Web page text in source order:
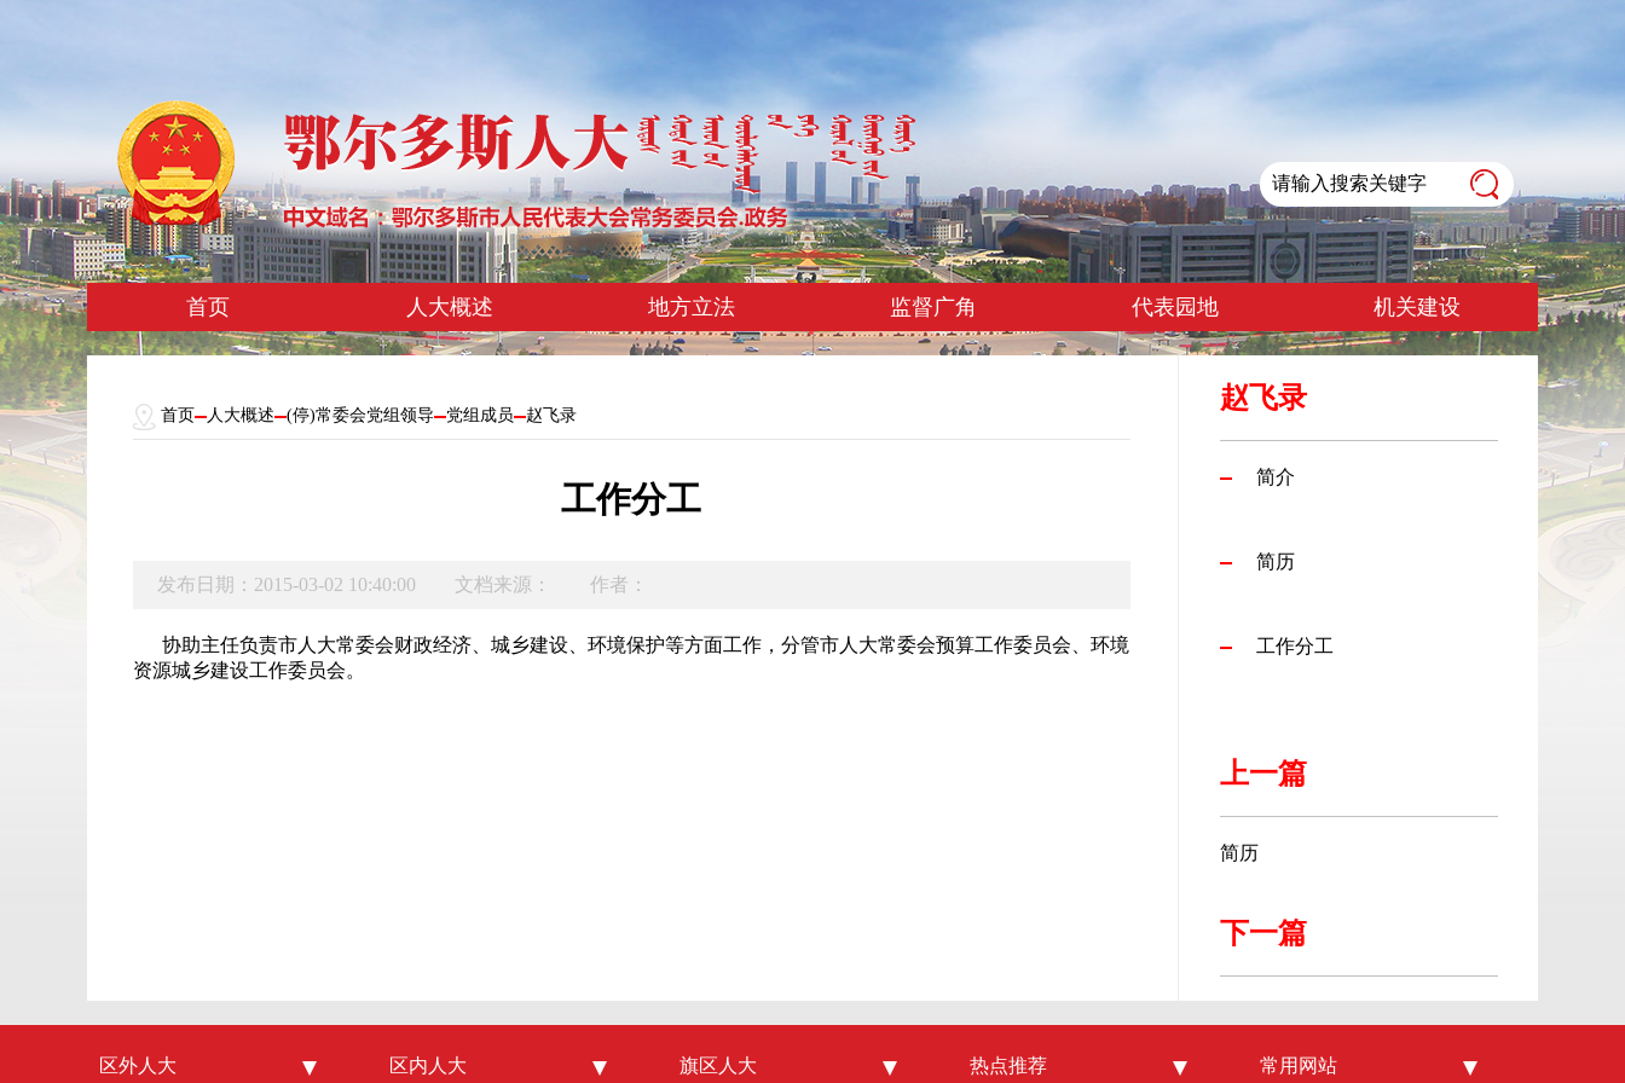
首页 人大概述 地方立法 监督广角 代表园地 机关建设
首页 人大概述 (停)常委会党组领导 党组成员 赵飞录
工作分工
发布日期：2015-03-02 10:40:00 文档来源： 作者：
协助主任负责市人大常委会财政经济、城乡建设、环境保护等方面工作，分管市人大常委会预算工作委员会、环境
资源城乡建设工作委员会。
赵飞录
简介
简历
工作分工
上一篇
简历
下一篇
区外人大
中国人大 区内人大
内蒙古人大 旗区人大
东胜区 热点推荐
人民网 常用网站
鄂尔多斯在线